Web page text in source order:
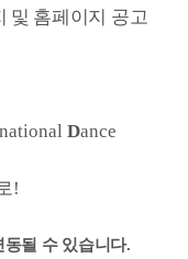
및 홈페이지 공고
Dance
!
동될 수 있습니다.